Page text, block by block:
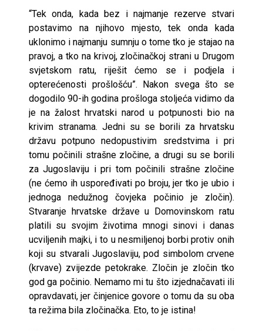
“Tek onda, kada bez i najmanje rezerve stvari
postavimo na njihovo mjesto, tek onda kada
uklonimo i najmanju sumnju o tome tko je stajao na
pravoj, a tko na krivoj, zločinačkoj strani u Drugom
svjetskom ratu, riješit ćemo se i podjela i
opterećenosti prošlošću”. Nakon svega što se
dogodilo 90-ih godina prošloga stoljeća vidimo da
je na žalost hrvatski narod u potpunosti bio na
krivim stranama. Jedni su se borili za hrvatsku
državu potpuno nedopustivim sredstvima i pri
tomu počinili strašne zločine, a drugi su se borili
za Jugoslaviju i pri tom počinili strašne zločine
(ne ćemo ih uspoređivati po broju, jer tko je ubio i
jednoga nedužnog čovjeka počinio je zločin).
Stvaranje hrvatske države u Domovinskom ratu
platili su svojim životima mnogi sinovi i danas
ucviljenih majki, i to u nesmiljenoj borbi protiv onih
koji su stvarali Jugoslaviju, pod simbolom crvene
(krvave) zvijezde petokrake. Zločin je zločin tko
god ga počinio. Nemamo mi tu što izjednačavati ili
opravdavati, jer činjenice govore o tomu da su oba
ta režima bila zločinačka. Eto, to je istina!